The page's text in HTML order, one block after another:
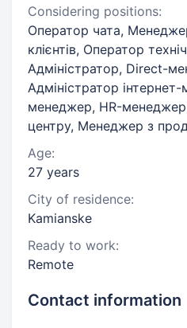
Considering positions:
Оператор чата,
клієнтів, Оператор
Адміністратор, Direct-
Адміністратор інтернет-
менеджер, HR-
центру, Менеджер з
Age:
27 years
City of residence:
Kamianske
Ready to work:
Remote
Contact information